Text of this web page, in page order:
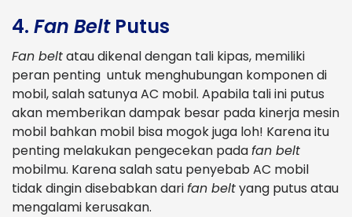
4. Fan BeltPutus
Fan beltatau dikenal dengan tali kipas, memiliki
peran penting untuk menghubungan komponen di
mobil, salah satunya AC mobil. Apabila tali ini putus
akan memberikan dampak besar pada kinerja mesin
mobil bahkan mobil bisa mogok juga loh! Karena itu
penting melakukan pengecekan padafan belt
mobilmu. Karena salah satu penyebab AC mobil
tidak dingin disebabkan darifan beltyang putus atau
mengalami kerusakan.